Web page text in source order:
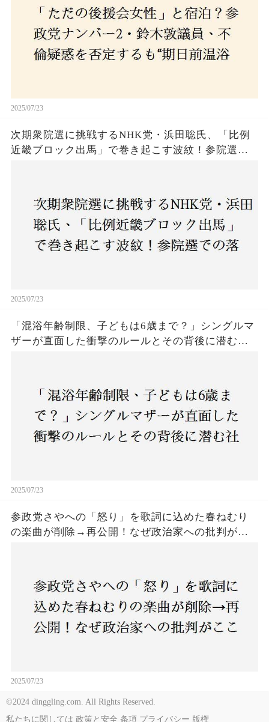
2025/07/23
次期衆院選に挑戦するNHK党・浜田聡氏、「比例
近畿ブロック出馬」で巻き起こす波紋！参院選で
2025/07/23
「混浴年齢制限、子どもは6歳まで？」シングルマ
ザーが直面した衝撃のルールとその背後に潜む社
2025/07/23
参政党さやへの「怒り」を歌詞に込めた春ねむり
の楽曲が削除→再公開！なぜ政治家への批判がこ
2025/07/23
©2024 dinggling.com. All Rights Reserved.
私たちに関しては 政策と安全 条項 プライバシー 版権